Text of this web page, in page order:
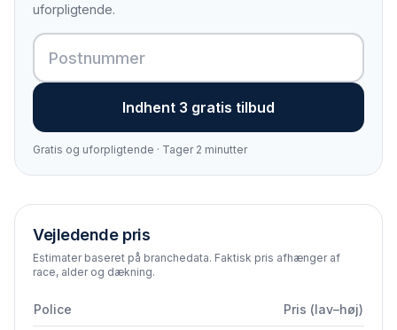
uforpligtende.
Indhent 3 gratis tilbud
Gratis og uforpligtende · Tager 2 minutter
Vejledende pris
Estimater baseret på branchedata. Faktisk pris afhænger af
race, alder og dækning.
Police Pris (lav–høj)